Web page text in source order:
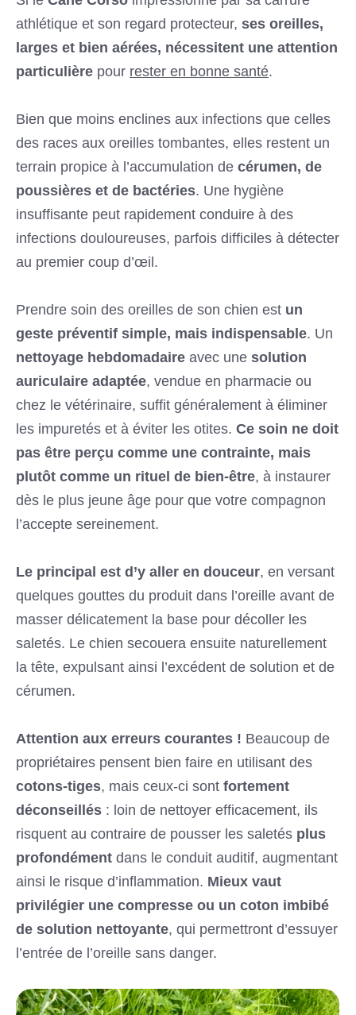
athlétique et son regard protecteur, ses oreilles,
larges et bien aérées, nécessitent une attention
particulière pour rester en bonne santé.
Bien que moins enclines aux infections que celles
des races aux oreilles tombantes, elles restent un
terrain propice à l’accumulation de cérumen, de
poussières et de bactéries. Une hygiène
insuffisante peut rapidement conduire à des
infections douloureuses, parfois difficiles à détecter
au premier coup d’œil.
Prendre soin des oreilles de son chien est un
geste préventif simple, mais indispensable. Un
nettoyage hebdomadaire avec une solution
auriculaire adaptée, vendue en pharmacie ou
chez le vétérinaire, suffit généralement à éliminer
les impuretés et à éviter les otites. Ce soin ne doit
pas être perçu comme une contrainte, mais
plutôt comme un rituel de bien-être, à instaurer
dès le plus jeune âge pour que votre compagnon
l’accepte sereinement.
Le principal est d’y aller en douceur, en versant
quelques gouttes du produit dans l’oreille avant de
masser délicatement la base pour décoller les
saletés. Le chien secouera ensuite naturellement
la tête, expulsant ainsi l’excédent de solution et de
cérumen.
Attention aux erreurs courantes ! Beaucoup de
propriétaires pensent bien faire en utilisant des
cotons-tiges, mais ceux-ci sont fortement
déconseillés : loin de nettoyer efficacement, ils
risquent au contraire de pousser les saletés plus
profondément dans le conduit auditif, augmentant
ainsi le risque d’inflammation. Mieux vaut
privilégier une compresse ou un coton imbibé
de solution nettoyante, qui permettront d’essuyer
l’entrée de l’oreille sans danger.